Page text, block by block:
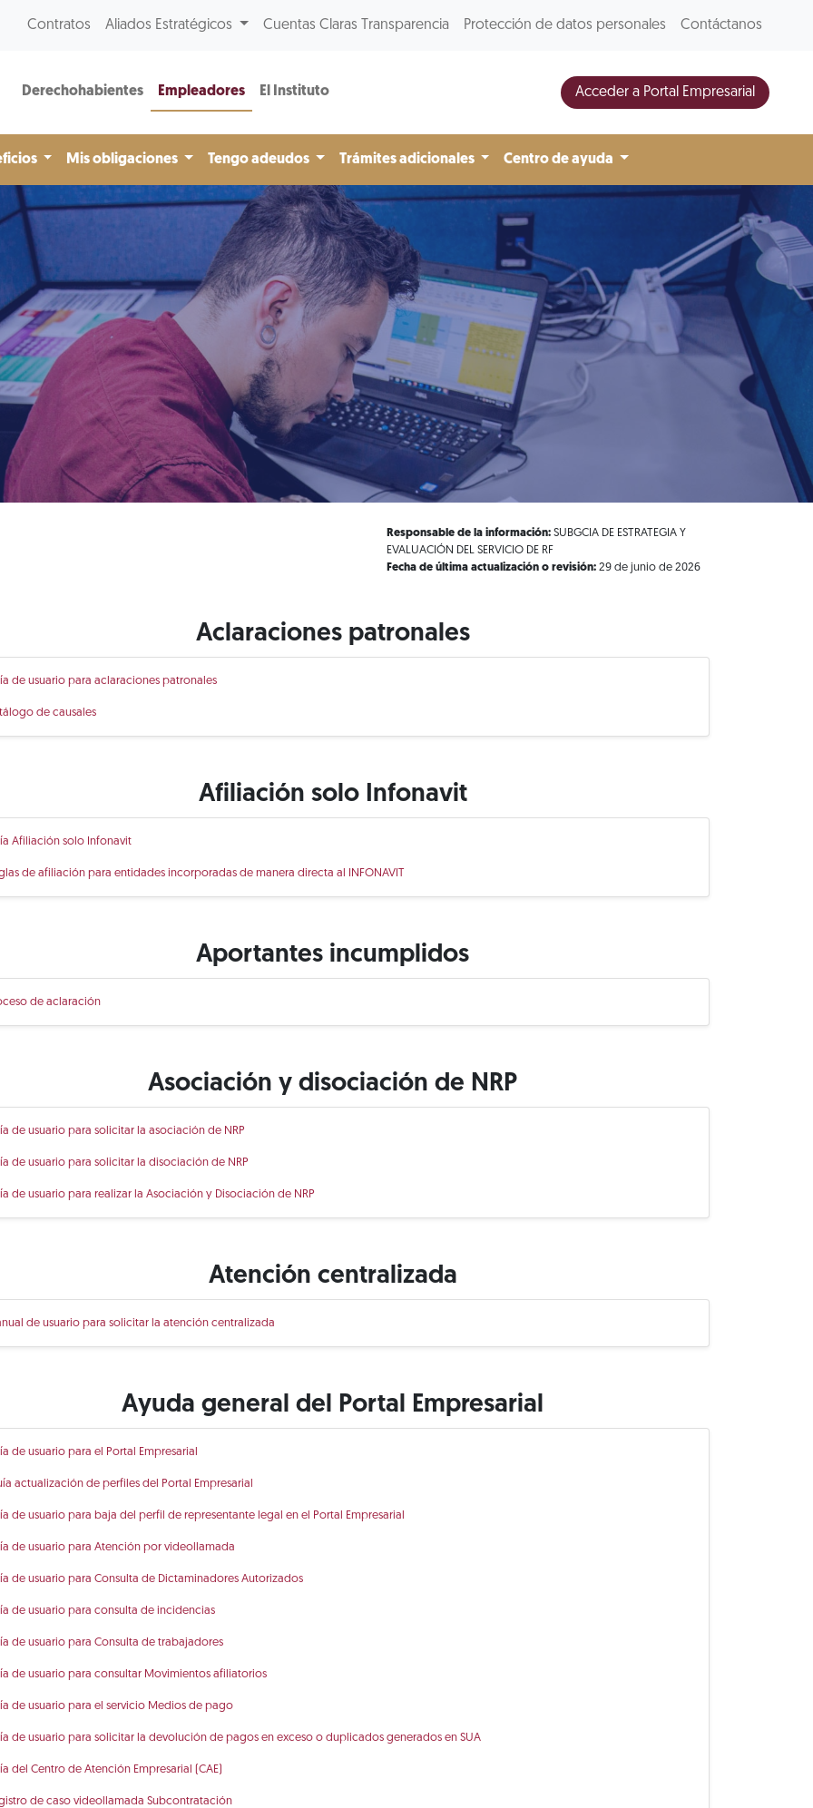
Contratos Aliados Estratégicos Cuentas Claras Transparencia Protección de datos personales Contáctanos
Derechohabientes Empleadores El Instituto Acceder a Portal Empresarial
Mis obligaciones Tengo adeudos Trámites adicionales Centro de ayuda
Responsable de la información: SUBGCIA DE ESTRATEGIA Y
EVALUACIÓN DEL SERVICIO DE RF
Fecha de última actualización o revisión: 29 de junio de 2026
Aclaraciones patronales
de usuario para aclaraciones patronales
de causales
Afiliación solo Infonavit
Afiliación solo Infonavit
de afiliación para entidades incorporadas de manera directa al INFONAVIT
Aportantes incumplidos
de aclaración
Asociación y disociación de NRP
de usuario para solicitar la asociación de NRP
de usuario para solicitar la disociación de NRP
de usuario para realizar la Asociación y Disociación de NRP
Atención centralizada
de usuario para solicitar la atención centralizada
Ayuda general del Portal Empresarial
de usuario para el Portal Empresarial
actualización de perfiles del Portal Empresarial
de usuario para baja del perfil de representante legal en el Portal Empresarial
de usuario para Atención por videollamada
de usuario para Consulta de Dictaminadores Autorizados
de usuario para consulta de incidencias
de usuario para Consulta de trabajadores
de usuario para consultar Movimientos afiliatorios
de usuario para el servicio Medios de pago
de usuario para solicitar la devolución de pagos en exceso o duplicados generados en SUA
del Centro de Atención Empresarial (CAE)
de caso videollamada Subcontratación